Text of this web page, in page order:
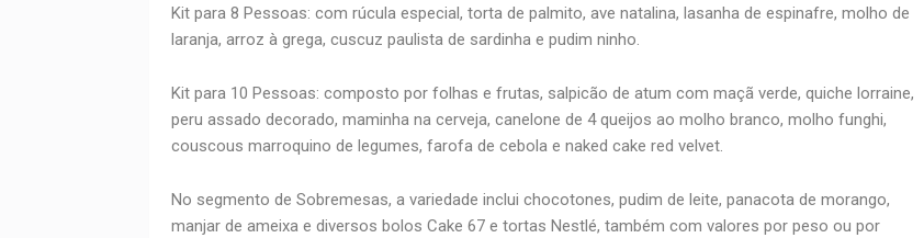
Kit para 8 Pessoas: com rúcula especial, torta de palmito, ave natalina, lasanha de espinafre, molho de
laranja, arroz à grega, cuscuz paulista de sardinha e pudim ninho.
Kit para 10 Pessoas: composto por folhas e frutas, salpicão de atum com maçã verde, quiche lorraine,
peru assado decorado, maminha na cerveja, canelone de 4 queijos ao molho branco, molho funghi,
couscous marroquino de legumes, farofa de cebola e naked cake red velvet.
No segmento de Sobremesas, a variedade inclui chocotones, pudim de leite, panacota de morango,
manjar de ameixa e diversos bolos Cake 67 e tortas Nestlé, também com valores por peso ou por